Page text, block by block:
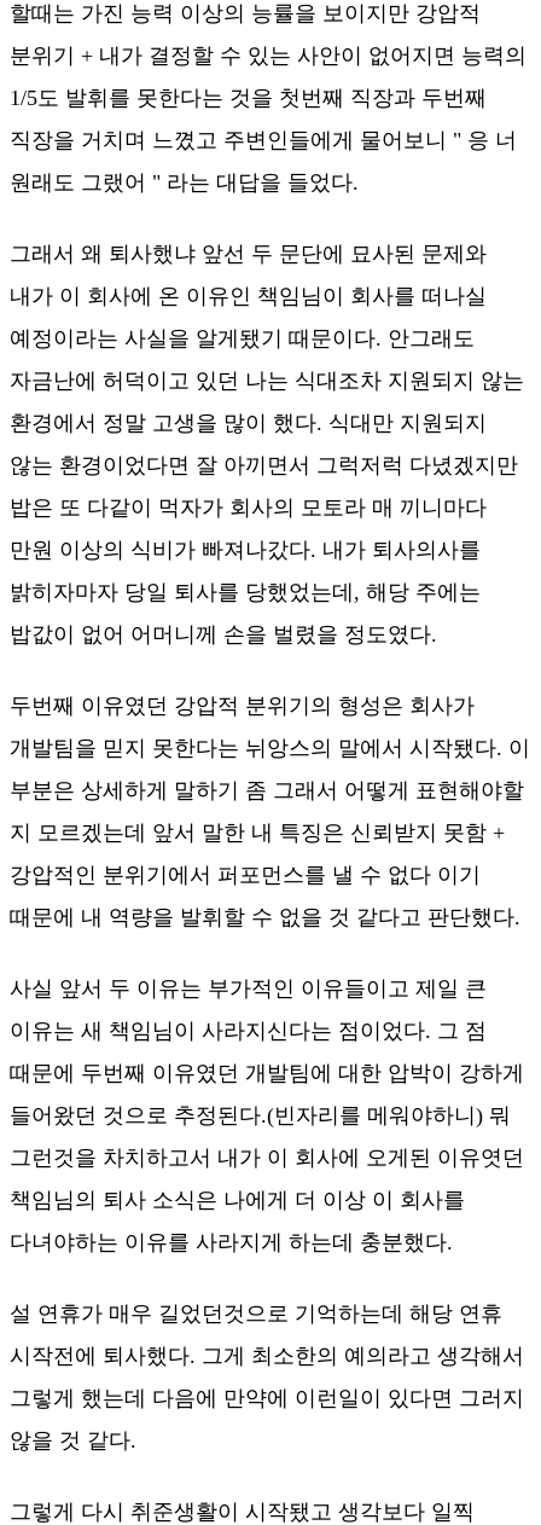
할때는 가진 능력 이상의 능률을 보이지만 강압적
분위기 + 내가 결정할 수 있는 사안이 없어지면 능력의
1/5도 발휘를 못한다는 것을 첫번째 직장과 두번째
직장을 거치며 느꼈고 주변인들에게 물어보니 " 응 너
원래도 그랬어 " 라는 대답을 들었다.
그래서 왜 퇴사했냐 앞선 두 문단에 묘사된 문제와
내가 이 회사에 온 이유인 책임님이 회사를 떠나실
예정이라는 사실을 알게됐기 때문이다. 안그래도
자금난에 허덕이고 있던 나는 식대조차 지원되지 않는
환경에서 정말 고생을 많이 했다. 식대만 지원되지
않는 환경이었다면 잘 아끼면서 그럭저럭 다녔겠지만
밥은 또 다같이 먹자가 회사의 모토라 매 끼니마다
만원 이상의 식비가 빠져나갔다. 내가 퇴사의사를
밝히자마자 당일 퇴사를 당했었는데, 해당 주에는
밥값이 없어 어머니께 손을 벌렸을 정도였다.
두번째 이유였던 강압적 분위기의 형성은 회사가
개발팀을 믿지 못한다는 뉘앙스의 말에서 시작됐다. 이
부분은 상세하게 말하기 좀 그래서 어떻게 표현해야할
지 모르겠는데 앞서 말한 내 특징은 신뢰받지 못함 +
강압적인 분위기에서 퍼포먼스를 낼 수 없다 이기
때문에 내 역량을 발휘할 수 없을 것 같다고 판단했다.
사실 앞서 두 이유는 부가적인 이유들이고 제일 큰
이유는 새 책임님이 사라지신다는 점이었다. 그 점
때문에 두번째 이유였던 개발팀에 대한 압박이 강하게
들어왔던 것으로 추정된다.(빈자리를 메워야하니) 뭐
그런것을 차치하고서 내가 이 회사에 오게된 이유엿던
책임님의 퇴사 소식은 나에게 더 이상 이 회사를
다녀야하는 이유를 사라지게 하는데 충분했다.
설 연휴가 매우 길었던것으로 기억하는데 해당 연휴
시작전에 퇴사했다. 그게 최소한의 예의라고 생각해서
그렇게 했는데 다음에 만약에 이런일이 있다면 그러지
않을 것 같다.
그렇게 다시 취준생활이 시작됐고 생각보다 일찍